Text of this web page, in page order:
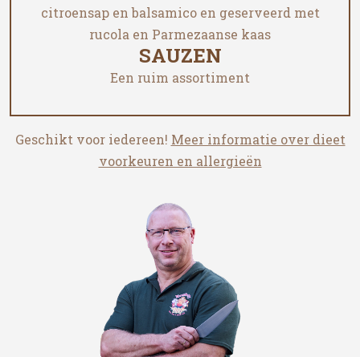
citroensap en balsamico en geserveerd met
rucola en Parmezaanse kaas
SAUZEN
Een ruim assortiment
Geschikt voor iedereen! Meer informatie over dieet
voorkeuren en allergieën